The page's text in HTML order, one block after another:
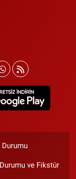
Durumu
ve Fikstür